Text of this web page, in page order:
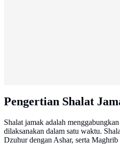
Pengertian Shalat
Shalat jamak adalah
dilaksanakan dalam satu waktu.
Dzuhur dengan Ashar, serta Maghrib